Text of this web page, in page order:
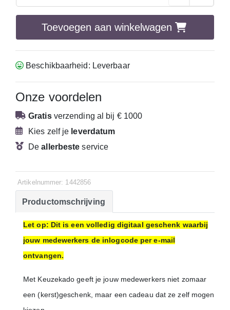
Toevoegen aan winkelwagen
Beschikbaarheid: Leverbaar
Onze voordelen
Gratisverzending al bij € 1000
Kies zelf je leverdatum
Deallerbeste service
Artikelnummer: 1442856
Productomschrijving
Let op: Dit is een volledig digitaal geschenk waarbij
jouw medewerkers de inlogcode per e-mail
ontvangen.
Met Keuzekado geeft je jouw medewerkers niet zomaar
een (kerst)geschenk, maar een cadeau dat ze zelf mogen